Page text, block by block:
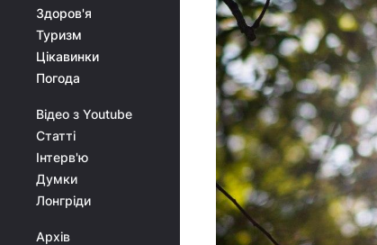
Здоров'я
Туризм
Цікавинки
Погода
Відео з Youtube
Статті
Інтерв'ю
Думки
Лонгріди
Архів